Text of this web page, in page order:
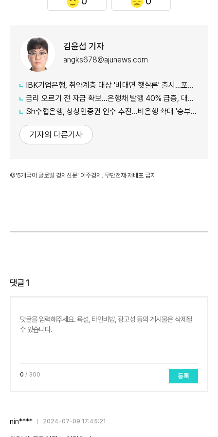
김윤섭 기자
angks678@ajunews.com
IBK기업은행, 취약계층 대상 '비대면 햇살론' 출시…포용금융 확대
금리 오르기 전 자금 확보…은행채 발행 40% 급증, 대출금리도 '들썩'
Sh수협은행, 상상인증권 인수 추진…비은행 확대 '승부수'
기자의 다른기사
©'5개국어 글로벌 경제신문' 아주경제. 무단전재·재배포 금지
댓글1
0 / 300 등록
nin**** 2024-07-09 17:45:21